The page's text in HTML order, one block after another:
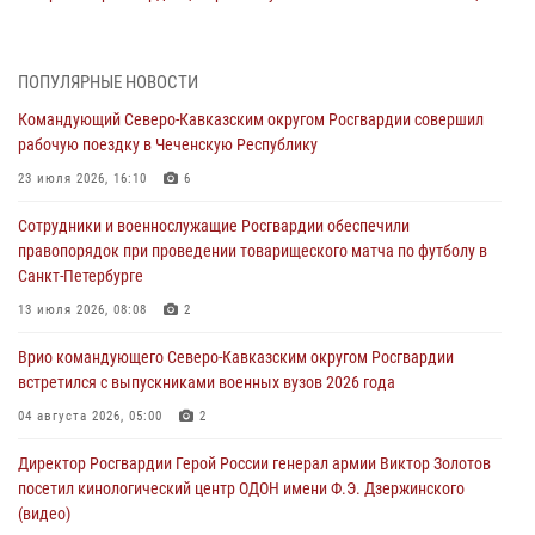
Народной Республики
07 августа 2026, 05:00
с детьми внутри
07 августа 2026, 04:10 1
Оказавшего сопротивление злоумышленника задержали при
07 августа 2026, 04:00 1
При силовой поддержке спецназа Росгвардии в Красноярском крае
(видео)
1
ПОПУЛЯРНЫЕ НОВОСТИ
Командующий Северо-Кавказским округом Росгвардии совершил
рабочую поездку в Чеченскую Республику
23 июля 2026, 16:10 6
Сотрудники и военнослужащие Росгвардии обеспечили
правопорядок при проведении товарищеского матча по футболу в
Санкт-Петербурге
13 июля 2026, 08:08 2
Врио командующего Северо-Кавказским округом Росгвардии
встретился с выпускниками военных вузов 2026 года
04 августа 2026, 05:00 2
Директор Росгвардии Герой России генерал армии Виктор Золотов
посетил кинологический центр ОДОН имени Ф.Э. Дзержинского
(видео)